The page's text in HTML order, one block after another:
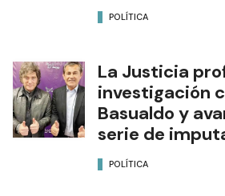
POLÍTICA
La Justicia
investigación
Basualdo y
serie de
POLÍTICA